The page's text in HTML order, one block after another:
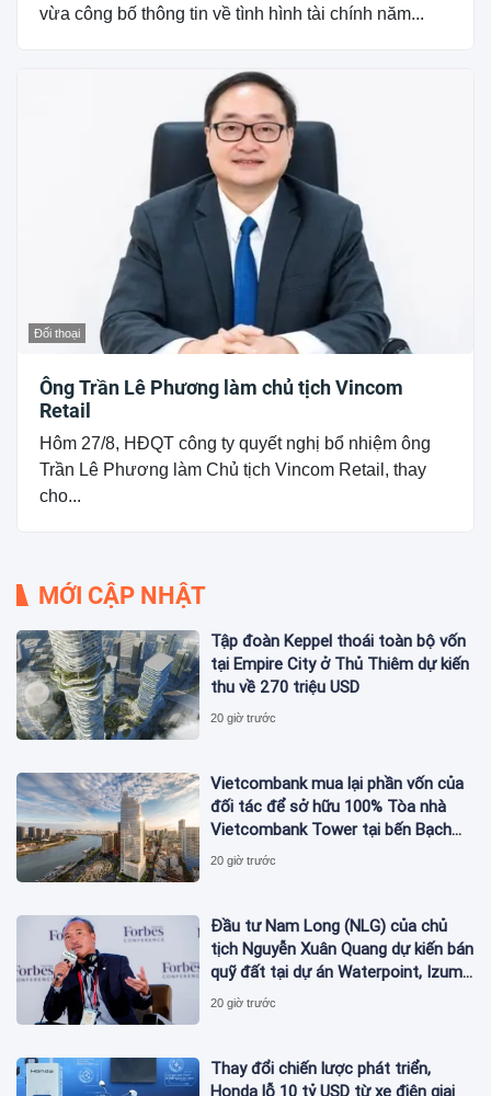
vừa công bố thông tin về tình hình tài chính năm...
Đối thoại
Ông Trần Lê Phương làm chủ tịch Vincom
Retail
Hôm 27/8, HĐQT công ty quyết nghị bổ nhiệm ông
Trần Lê Phương làm Chủ tịch Vincom Retail, thay
cho...
MỚI CẬP NHẬT
Tập đoàn Keppel thoái toàn bộ vốn
tại Empire City ở Thủ Thiêm dự kiến
thu về 270 triệu USD
20 giờ trước
Vietcombank mua lại phần vốn của
đối tác để sở hữu 100% Tòa nhà
Vietcombank Tower tại bến Bạch
Đằng
20 giờ trước
Đầu tư Nam Long (NLG) của chủ
tịch Nguyễn Xuân Quang dự kiến bán
quỹ đất tại dự án Waterpoint, Izumi
City
20 giờ trước
Thay đổi chiến lược phát triển,